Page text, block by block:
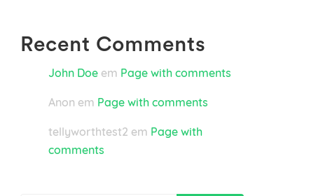
Recent Comments
John Doe em Page with comments
Anon em Page with comments
tellyworthtest2 em Page with
comments